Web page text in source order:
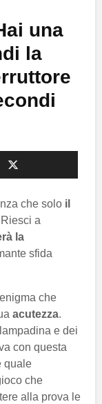
una
la
che solo il
Riesci a
la
sfida
che
acutezza.
e dei
con questa
quale
che
alla prova le